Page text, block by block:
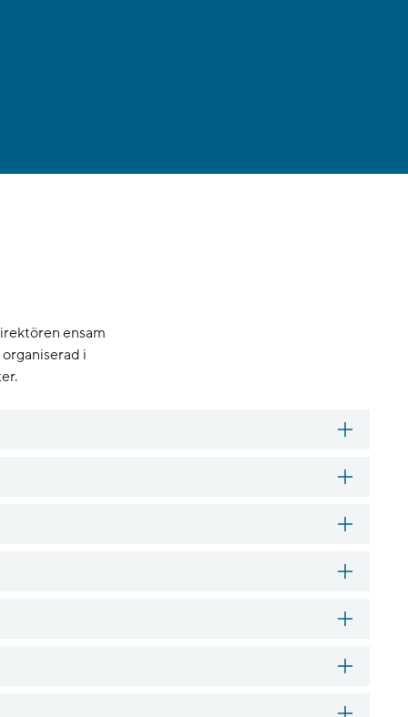
ensam
i